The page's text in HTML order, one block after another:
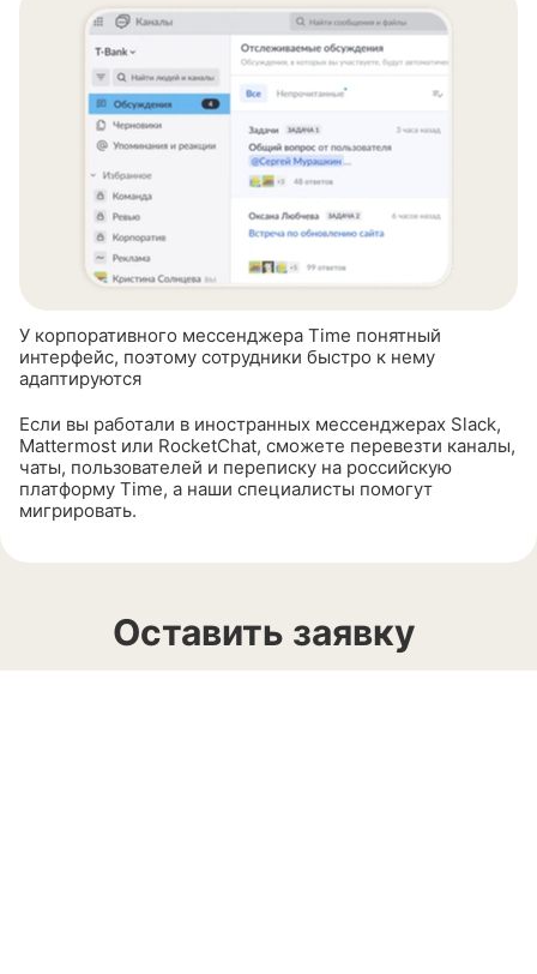
У корпоративного мессенджера Time понятный
интерфейс, поэтому сотрудники быстро к нему
адаптируются
Если вы работали в иностранных мессенджерах Slack,
Mattermost или RocketChat, сможете перевезти каналы,
чаты, пользователей и переписку на российскую
платформу Time, а наши специалисты помогут
мигрировать.
Оставить заявку